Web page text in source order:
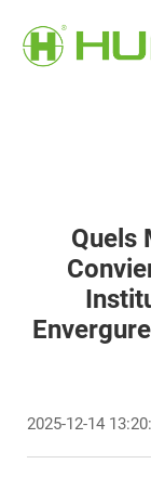
Quels
2025-12-14